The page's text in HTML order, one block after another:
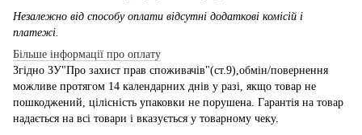
Незалежно від способу оплати відсутні додаткові комісій і
платежі.
Більше інформації про оплату
Згідно ЗУ"Про захист прав споживачів"(ст.9),обмін/повернення
можливе протягом 14 календарних днів у разі, якщо товар не
пошкоджений, цілісність упаковки не порушена. Гарантія на товар
надається на всі товари і вказується у товарному чеку.